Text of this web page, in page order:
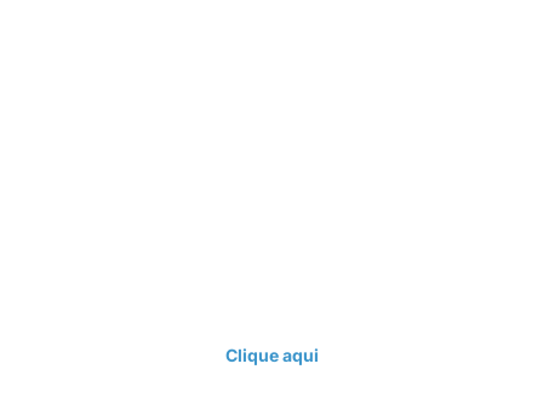
Clique aqui